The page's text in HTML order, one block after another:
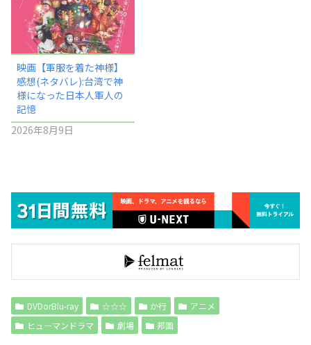
映画【軍服を着た神様】
感想(ネタバレ):台湾で神
様になった日本人軍人の
記憶
2026年8月9日
DVDorBlu-ray ☆☆☆ か行
アニメ
ヒューマンドラマ
劇場 邦画